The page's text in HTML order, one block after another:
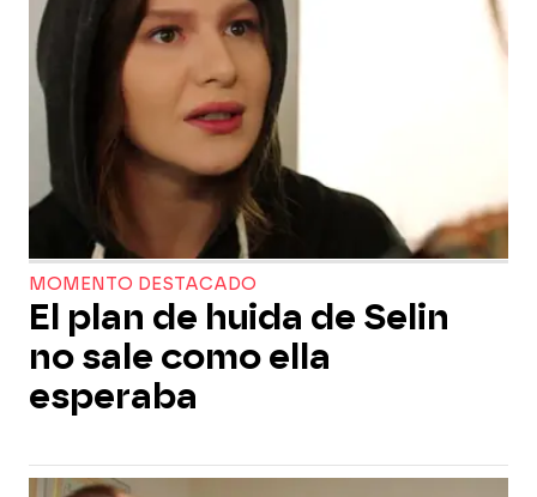
MOMENTO DESTACADO
El plan de huida de Selin
no sale como ella
esperaba